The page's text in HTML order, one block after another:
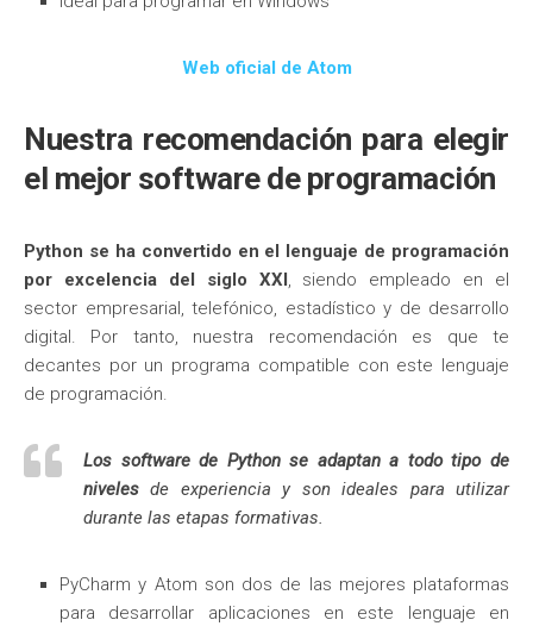
Web oficial de Atom
Nuestra recomendación para elegir
el mejor software de programación
Python se ha convertido en el lenguaje de programación
por excelencia del siglo XXI , siendo empleado en el
sector empresarial, telefónico, estadístico y de desarrollo
digital. Por tanto, nuestra recomendación es que te
decantes por un programa compatible con este lenguaje
de programación.
Los software de Python se adaptan a todo tipo de
niveles de experiencia y son ideales para utilizar
durante las etapas formativas.
PyCharm y Atom son dos de las mejores plataformas
para desarrollar aplicaciones en este lenguaje en